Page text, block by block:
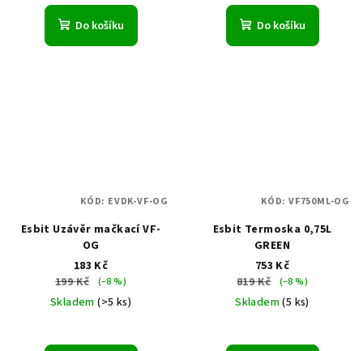
Do košíku Do košíku
Esbit Uzávěr mačkací VF-
OG
183 Kč
199 Kč
(–8 %)
Skladem(>5 ks)
KÓD: EVDK-VF-OG
Esbit Termoska 0,75L
GREEN
753 Kč
819 Kč
(–8 %)
Skladem(5 ks)
KÓD: VF750ML-OG